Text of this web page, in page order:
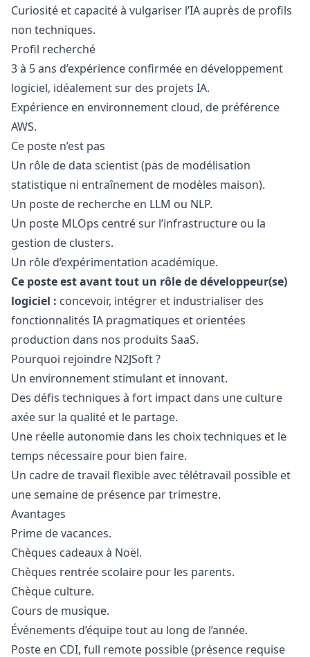
Curiosité et capacité à vulgariser l’IA auprès de profils
non techniques.
Profil recherché
3 à 5 ans d’expérience confirmée en développement
logiciel, idéalement sur des projets IA.
Expérience en environnement cloud, de préférence
AWS.
Ce poste n’est pas
Un rôle de data scientist (pas de modélisation
statistique ni entraînement de modèles maison).
Un poste de recherche en LLM ou NLP.
Un poste MLOps centré sur l’infrastructure ou la
gestion de clusters.
Un rôle d’expérimentation académique.
Ce poste est avant tout un rôle de développeur(se)
logiciel : concevoir, intégrer et industrialiser des
fonctionnalités IA pragmatiques et orientées
production dans nos produits SaaS.
Pourquoi rejoindre N2JSoft ?
Un environnement stimulant et innovant.
Des défis techniques à fort impact dans une culture
axée sur la qualité et le partage.
Une réelle autonomie dans les choix techniques et le
temps nécessaire pour bien faire.
Un cadre de travail flexible avec télétravail possible et
une semaine de présence par trimestre.
Avantages
Prime de vacances.
Chèques cadeaux à Noël.
Chèques rentrée scolaire pour les parents.
Chèque culture.
Cours de musique.
Événements d’équipe tout au long de l’année.
Poste en CDI, full remote possible (présence requise